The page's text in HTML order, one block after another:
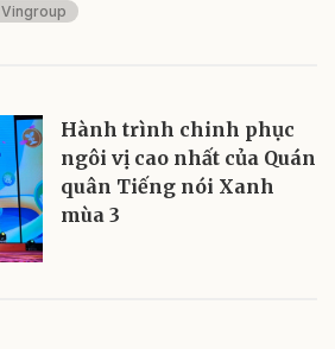
Vingroup
Hành trình chinh phục
ngôi vị cao nhất của Quán
quân Tiếng nói Xanh
mùa 3